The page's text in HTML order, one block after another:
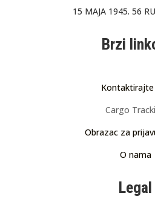
15 MAJA 1945. 56
Brzi
Kontaktirajte
Cargo
Obrazac za
O nama
Legal